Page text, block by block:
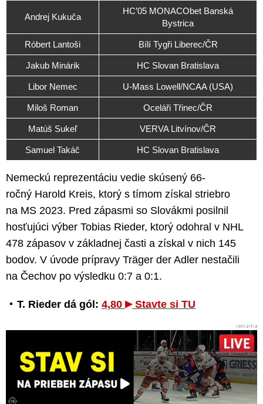
Andrej Kukuča
HC’05 MONACObet Banská
Bystrica
Róbert Lantoši Bílí Tygři Liberec/ČR
Jakub Minárik HC Slovan Bratislava
Libor Nemec U-Mass Lowell/NCAA (USA)
Miloš Roman Oceláři Třinec/ČR
Matúš Sukeľ VERVA Litvínov/ČR
Samuel Takáč HC Slovan Bratislava
Nemeckú reprezentáciu vedie skúsený 66-
ročný Harold Kreis, ktorý s tímom získal striebro
na MS 2023. Pred zápasmi so Slovákmi posilnil
hosťujúci výber Tobias Rieder, ktorý odohral v NHL
478 zápasov v základnej časti a získal v nich 145
bodov. V úvode prípravy Träger der Adler nestačili
na Čechov po výsledku 0:7 a 0:1.
T. Rieder dá gól: 4,80 Stavte si TU